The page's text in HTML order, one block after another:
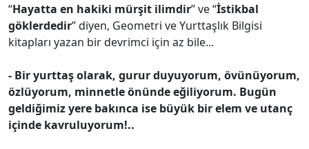
“Hayatta en hakiki mürşit ilimdir” ve “İstikbal
göklerdedir” diyen, Geometri ve Yurttaşlık Bilgisi
kitapları yazan bir devrimci için az bile...
- Bir yurttaş olarak, gurur duyuyorum, övünüyorum,
özlüyorum, minnetle önünde eğiliyorum. Bugün
geldiğimiz yere bakınca ise büyük bir elem ve utanç
içinde kavruluyorum!..